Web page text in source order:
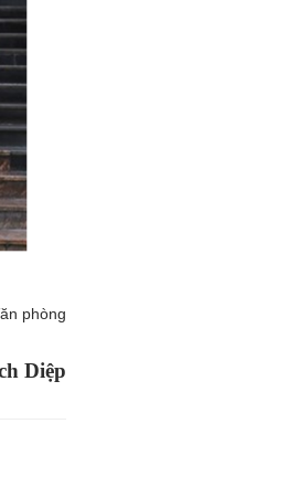
phòng
Diệp